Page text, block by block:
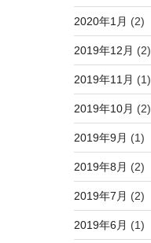
2020年1月 (2)
2019年12月 (2)
2019年11月 (1)
2019年10月 (2)
2019年9月 (1)
2019年8月 (2)
2019年7月 (2)
2019年6月 (1)